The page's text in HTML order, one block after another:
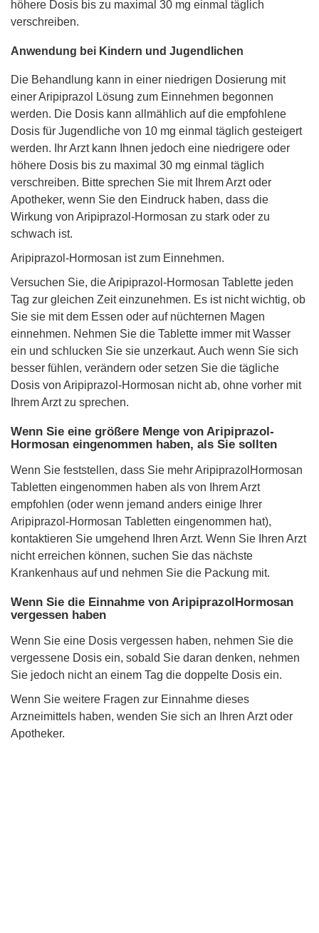
höhere Dosis bis zu maximal 30 mg einmal täglich
verschreiben.
Anwendung bei Kindern und Jugendlichen
Die Behandlung kann in einer niedrigen Dosierung mit
einer Aripiprazol Lösung zum Einnehmen begonnen
werden. Die Dosis kann allmählich auf die empfohlene
Dosis für Jugendliche von 10 mg einmal täglich gesteigert
werden. Ihr Arzt kann Ihnen jedoch eine niedrigere oder
höhere Dosis bis zu maximal 30 mg einmal täglich
verschreiben. Bitte sprechen Sie mit Ihrem Arzt oder
Apotheker, wenn Sie den Eindruck haben, dass die
Wirkung von Aripiprazol-Hormosan zu stark oder zu
schwach ist.
Aripiprazol-Hormosan ist zum Einnehmen.
Versuchen Sie, die Aripiprazol-Hormosan Tablette jeden
Tag zur gleichen Zeit einzunehmen. Es ist nicht wichtig, ob
Sie sie mit dem Essen oder auf nüchternen Magen
einnehmen. Nehmen Sie die Tablette immer mit Wasser
ein und schlucken Sie sie unzerkaut. Auch wenn Sie sich
besser fühlen, verändern oder setzen Sie die tägliche
Dosis von Aripiprazol-Hormosan nicht ab, ohne vorher mit
Ihrem Arzt zu sprechen.
Wenn Sie eine größere Menge von Aripiprazol-
Hormosan eingenommen haben, als Sie sollten
Wenn Sie feststellen, dass Sie mehr AripiprazolHormosan
Tabletten eingenommen haben als von Ihrem Arzt
empfohlen (oder wenn jemand anders einige Ihrer
Aripiprazol-Hormosan Tabletten eingenommen hat),
kontaktieren Sie umgehend Ihren Arzt. Wenn Sie Ihren Arzt
nicht erreichen können, suchen Sie das nächste
Krankenhaus auf und nehmen Sie die Packung mit.
Wenn Sie die Einnahme von AripiprazolHormosan
vergessen haben
Wenn Sie eine Dosis vergessen haben, nehmen Sie die
vergessene Dosis ein, sobald Sie daran denken, nehmen
Sie jedoch nicht an einem Tag die doppelte Dosis ein.
Wenn Sie weitere Fragen zur Einnahme dieses
Arzneimittels haben, wenden Sie sich an Ihren Arzt oder
Apotheker.